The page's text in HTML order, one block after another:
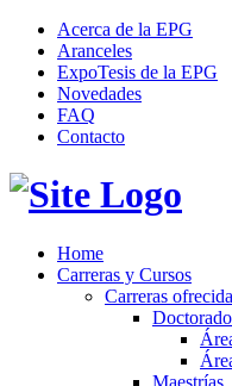
Acerca de la EPG
Aranceles
ExpoTesis de la EPG
Novedades
FAQ
Contacto
Home
Carreras y Cursos
Carreras
Maestrías